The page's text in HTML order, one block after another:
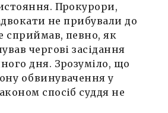
Прокурори,
не прибували до
сприймав, певно, як
чергові засідання
дня. Зрозуміло, що
обвинувачення у
спосіб суддя не